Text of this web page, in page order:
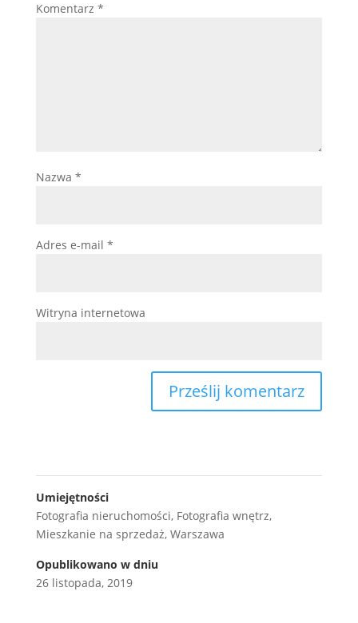
Komentarz *
Nazwa *
Adres e-mail *
Witryna internetowa
Umiejętności
Fotografia nieruchomości, Fotografia wnętrz,
Mieszkanie na sprzedaż, Warszawa
Opublikowano w dniu
26 listopada, 2019